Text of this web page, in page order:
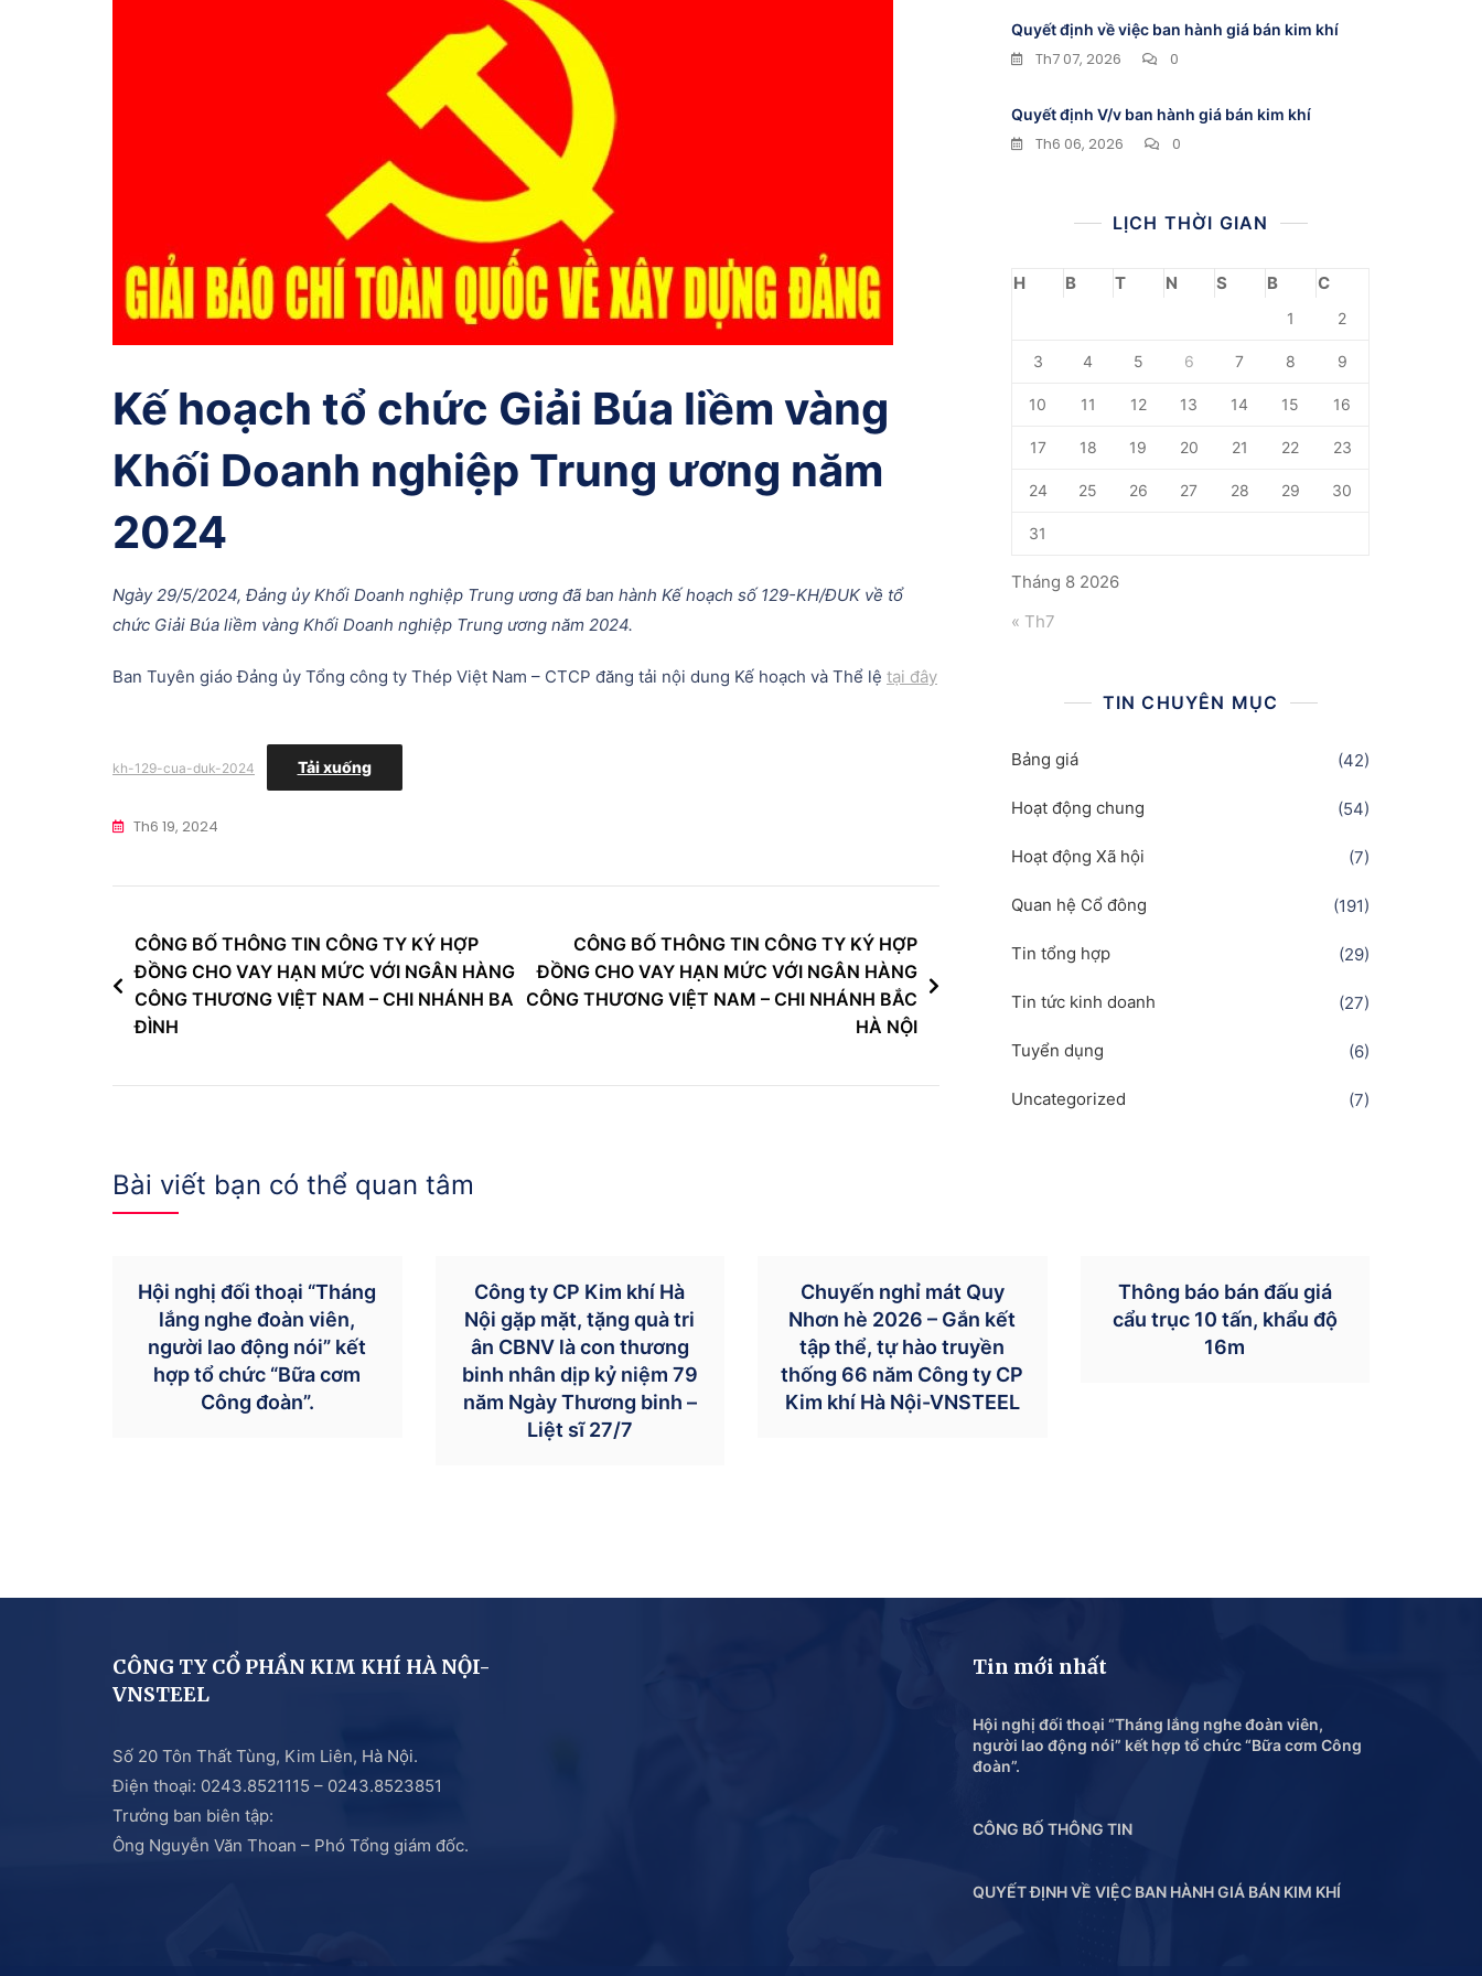
Kế hoạch tổ chức Giải Búa liềm vàng
Khối Doanh nghiệp Trung ương năm
2024
Ngày 29/5/2024, Đảng ủy Khối Doanh nghiệp Trung ương đã ban hành Kế hoạch số 129-KH/ĐUK về tổ
chức Giải Búa liềm vàng Khối Doanh nghiệp Trung ương năm 2024.
Ban Tuyên giáo Đảng ủy Tổng công ty Thép Việt Nam – CTCP đăng tải nội dung Kế hoạch và Thể lệ tại đây
kh-129-cua-duk-2024 Tải xuống
Th6 19, 2024
Điều
hướng
bài
CÔNG BỐ THÔNG TIN CÔNG TY KÝ HỢP
ĐỒNG CHO VAY HẠN MỨC VỚI NGÂN HÀNG
CÔNG THƯƠNG VIỆT NAM – CHI NHÁNH BA
ĐÌNH
CÔNG BỐ THÔNG TIN CÔNG TY KÝ HỢP
ĐỒNG CHO VAY HẠN MỨC VỚI NGÂN HÀNG
CÔNG THƯƠNG VIỆT NAM – CHI NHÁNH BẮC
HÀ NỘI
Quyết định về việc ban hành giá bán kim khí
Th7 07, 2026 0
Quyết định V/v ban hành giá bán kim khí
Th6 06, 2026 0
LỊCH THỜI GIAN
Tháng 8 2026
H B T N S B C
1 2
3 4 5 6 7 8 9
10 11 12 13 14 15 16
17 18 19 20 21 22 23
24 25 26 27 28 29 30
31
« Th7
TIN CHUYÊN MỤC
Bảng giá (42)
Hoạt động chung (54)
Hoạt động Xã hội (7)
Quan hệ Cổ đông (191)
Tin tổng hợp (29)
Tin tức kinh doanh (27)
Tuyển dụng (6)
Uncategorized (7)
Bài viết bạn có thể quan tâm
Hội nghị đối thoại “Tháng
lắng nghe đoàn viên,
người lao động nói” kết
hợp tổ chức “Bữa cơm
Công đoàn”.
Công ty CP Kim khí Hà
Nội gặp mặt, tặng quà tri
ân CBNV là con thương
binh nhân dịp kỷ niệm 79
năm Ngày Thương binh –
Liệt sĩ 27/7
Chuyến nghỉ mát Quy
Nhơn hè 2026 – Gắn kết
tập thể, tự hào truyền
thống 66 năm Công ty CP
Kim khí Hà Nội-VNSTEEL
Thông báo bán đấu giá
cẩu trục 10 tấn, khẩu độ
16m
CÔNG TY CỔ PHẦN KIM KHÍ HÀ NỘI-
VNSTEEL
Số 20 Tôn Thất Tùng, Kim Liên, Hà Nội.
Điện thoại: 0243.8521115 – 0243.8523851
Trưởng ban biên tập:
Ông Nguyễn Văn Thoan – Phó Tổng giám đốc.
Tin mới nhất
Hội nghị đối thoại “Tháng lắng nghe đoàn viên,
người lao động nói” kết hợp tổ chức “Bữa cơm Công
đoàn”.
CÔNG BỐ THÔNG TIN
QUYẾT ĐỊNH VỀ VIỆC BAN HÀNH GIÁ BÁN KIM KHÍ